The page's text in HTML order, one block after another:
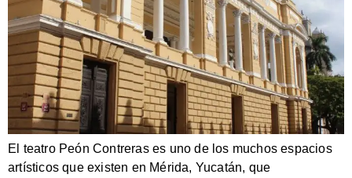
El teatro Peón Contreras es uno de los muchos espacios
artísticos que existen en Mérida, Yucatán, que